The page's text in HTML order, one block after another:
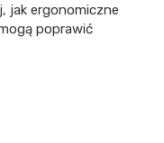
jak ergonomiczne
poprawić